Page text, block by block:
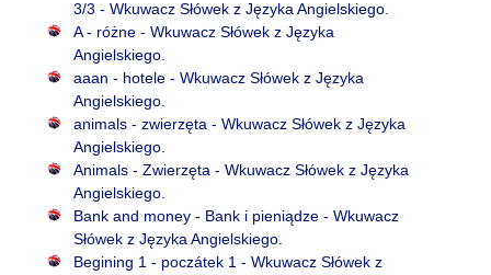
3/3 - Wkuwacz Słówek z Języka Angielskiego.
A - różne - Wkuwacz Słówek z Języka
Angielskiego.
aaan - hotele - Wkuwacz Słówek z Języka
Angielskiego.
animals - zwierzęta - Wkuwacz Słówek z Języka
Angielskiego.
Animals - Zwierzęta - Wkuwacz Słówek z Języka
Angielskiego.
Bank and money - Bank i pieniądze - Wkuwacz
Słówek z Języka Angielskiego.
Begining 1 - poczátek 1 - Wkuwacz Słówek z